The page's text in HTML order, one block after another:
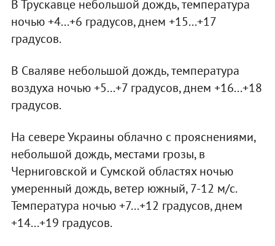
В Трускавце небольшой дождь, температура
ночью +4...+6 градусов, днем +15...+17
градусов.
В Сваляве небольшой дождь, температура
воздуха ночью +5...+7 градусов, днем +16...+18
градусов.
На севере Украины облачно с прояснениями,
небольшой дождь, местами грозы, в
Черниговской и Сумской областях ночью
умеренный дождь, ветер южный, 7-12 м/с.
Температура ночью +7...+12 градусов, днем
+14...+19 градусов.